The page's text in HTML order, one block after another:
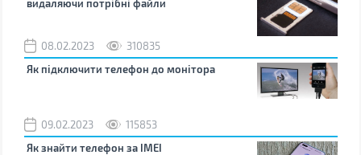
видаляючи потрібні файли
08.02.2023
310835
Як підключити телефон до монітора
09.02.2023
115853
Як знайти телефон за IMEI